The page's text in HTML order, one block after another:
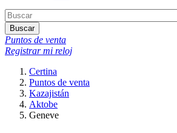
Buscar
Puntos de venta
Registrar mi reloj
Certina
Puntos de venta
Kazajistán
Aktobe
Geneve